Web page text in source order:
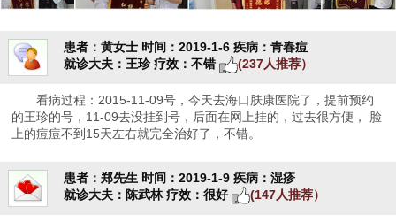
患者：黄女士 时间：2019-1-6 疾病：青春痘
就诊大夫：王珍 疗效：不错 (237人推荐）
看病过程：2015-11-09号，今天去海口肤康医院了，提前预约
的王珍的号，11-09去没挂到号，后面在网上挂的，过去很方便， 脸
上的痘痘不到15天左右就完全治好了，不错。
患者：郑先生 时间：2019-1-9 疾病：湿疹
就诊大夫：陈武林 疗效：很好 (147人推荐）